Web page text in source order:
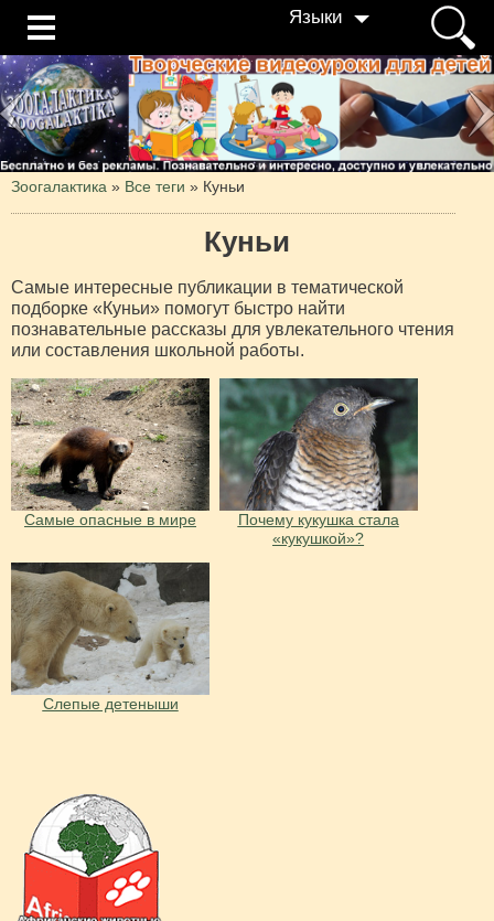
Языки
Зоогалактика » Все теги » Куньи
Куньи
Самые интересные публикации в тематической
подборке «Куньи» помогут быстро найти
познавательные рассказы для увлекательного чтения
или составления школьной работы.
Самые опасные в мире
Почему кукушка стала
«кукушкой»?
Слепые детеныши